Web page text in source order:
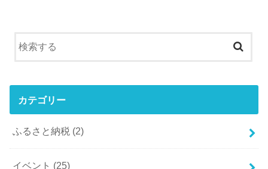
カテゴリー
ふるさと納税 (2)
イベント (25)